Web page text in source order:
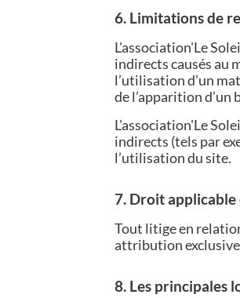
6. Limitations de
L'association'Le
indirects causés au
l’utilisation d’un
de l’apparition d’un
L'association'Le
indirects (tels par
l’utilisation du site.
7. Droit
Tout litige en
attribution
8. Les principales